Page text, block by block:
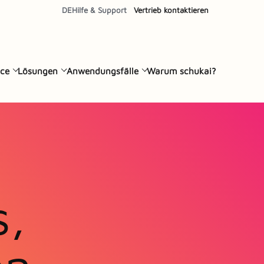
DEHilfe & Support Vertrieb kontaktieren
Lösungen Anwendungsfälle Warum schukai?